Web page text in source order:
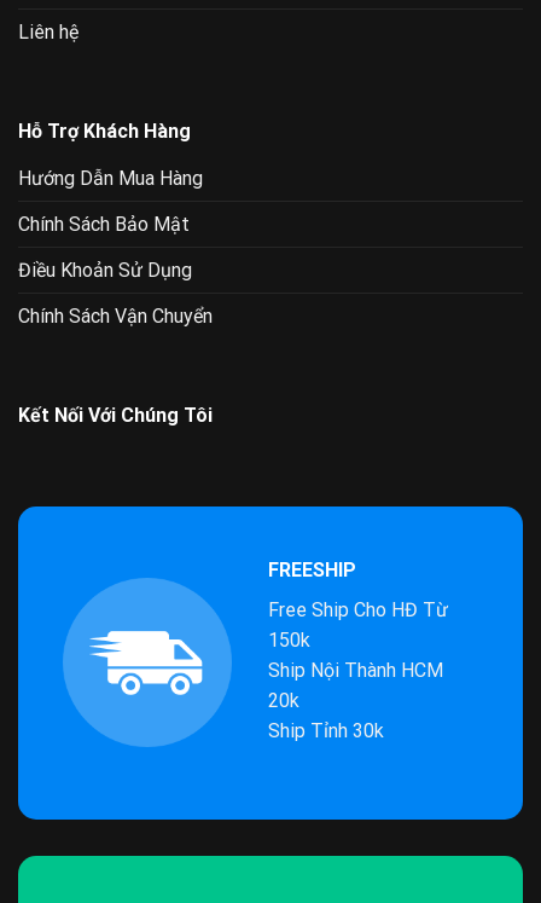
Liên hệ
Hỗ Trợ Khách Hàng
Hướng Dẫn Mua Hàng
Chính Sách Bảo Mật
Điều Khoản Sử Dụng
Chính Sách Vận Chuyển
Kết Nối Với Chúng Tôi
FREESHIP
Free Ship Cho HĐ Từ
150k
Ship Nội Thành HCM
20k
Ship Tỉnh 30k